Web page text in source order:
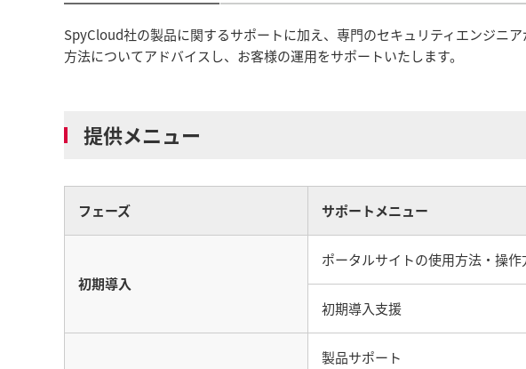
SpyCloud社の製品に関するサポートに加え、専門のセキュリティエンジニ
方法についてアドバイスし、お客様の運用をサポートいたします。
提供メニュー
フェーズ サポートメニュー
初期導入
ポータルサイトの使用方法・操作
初期導入支援
製品サポート